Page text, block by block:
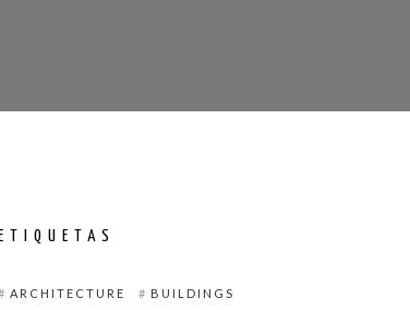
ARCHITECTURE BUILDINGS